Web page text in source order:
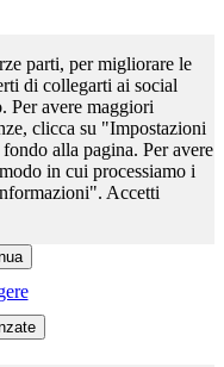
parti, per migliorare le
di collegarti ai social
Per avere maggiori
clicca su "Impostazioni
alla pagina. Per avere
in cui processiamo i
Accetti